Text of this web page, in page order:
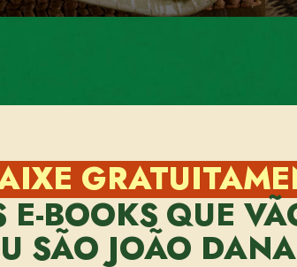
E-BOOKS QUE
SÃO JOÃO